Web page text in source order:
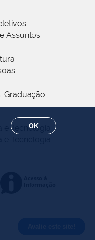
OK
Assuntos
Graduação
e Tecnologia
e Tecnologia